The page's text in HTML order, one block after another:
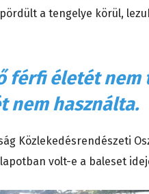
a tengelye körül,
férfi életét
nem használta.
Közlekedésrendészeti
volt-e a baleset